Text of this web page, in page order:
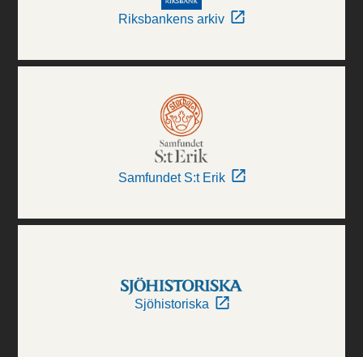
Riksbankens arkiv
Samfundet S:t Erik
Sjöhistoriska